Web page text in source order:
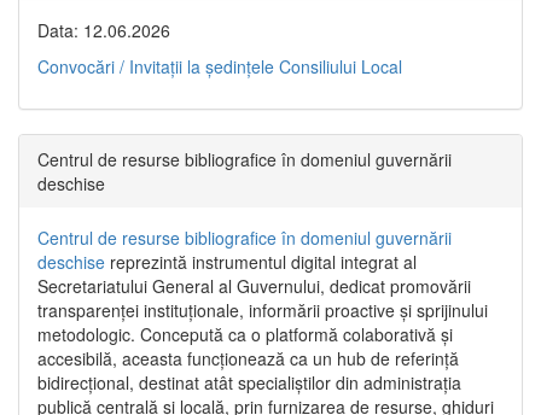
Data: 12.06.2026
Convocări / Invitaţii la şedinţele Consiliului Local
Centrul de resurse bibliografice în domeniul guvernării
deschise
Centrul de resurse bibliografice în domeniul guvernării
deschise reprezintă instrumentul digital integrat al
Secretariatului General al Guvernului, dedicat promovării
transparenței instituționale, informării proactive și sprijinului
metodologic. Concepută ca o platformă colaborativă și
accesibilă, aceasta funcționează ca un hub de referință
bidirecțional, destinat atât specialiștilor din administrația
publică centrală și locală, prin furnizarea de resurse, ghiduri